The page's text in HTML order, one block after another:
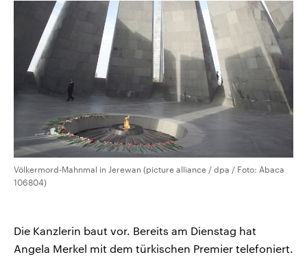
Völkermord-Mahnmal in Jerewan (picture alliance / dpa / Foto: Abaca
106804)
Die Kanzlerin baut vor. Bereits am Dienstag hat
Angela Merkel mit dem türkischen Premier telefoniert.